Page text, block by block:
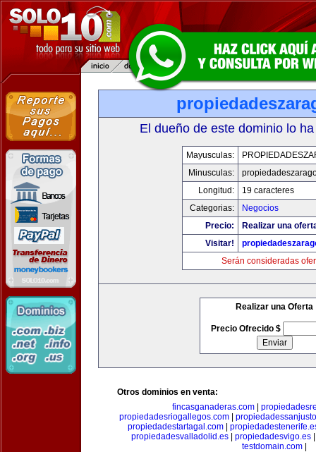
El dueño de este dominio lo
Mayusculas:
Minusculas:
Longitud:
19 caracteres
Categorias:
Negocios
Precio:
Realizar una
Visitar!
Serán consideradas
Realizar una Oferta
Precio Ofrecido $
Otros dominios en venta:
fincasganaderas.com|
propiedadesriogallegos.com|
propiedadestartagal.com|
propiedadesvalladolid.es
propiedadesvigo.es
testdomain.com